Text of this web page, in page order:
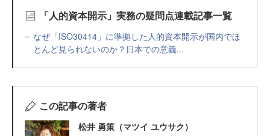
「人的資本開示」実務の疑問点連載記事一覧
なぜ「ISO30414」に準拠した人的資本開示が国内でほ
とんど見られないのか？日本での意義...
この記事の著者
松井 勇策（マツイ ユウサク）